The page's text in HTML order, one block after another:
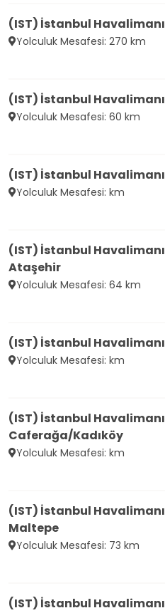
(IST) İstanbul Havalimanı
Yolculuk Mesafesi: 270 km
(IST) İstanbul Havalimanı
Yolculuk Mesafesi: 60 km
(IST) İstanbul Havalimanı
Yolculuk Mesafesi: km
(IST) İstanbul Havalimanı
Ataşehir
Yolculuk Mesafesi: 64 km
(IST) İstanbul Havalimanı
Yolculuk Mesafesi: km
(IST) İstanbul Havalimanı
Caferağa/Kadıköy
Yolculuk Mesafesi: km
(IST) İstanbul Havalimanı
Maltepe
Yolculuk Mesafesi: 73 km
(IST) İstanbul Havalimanı